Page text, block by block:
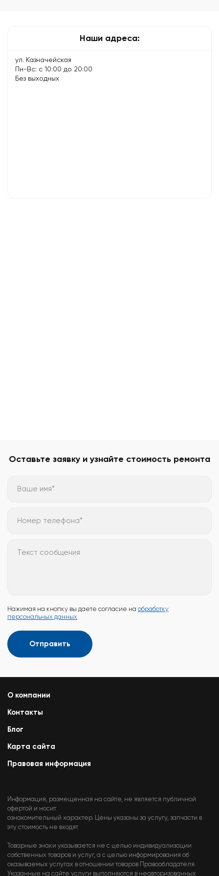
Наши адреса:
ул. Казначейская
Пн-Вс: с 10:00 до 20:00
Без выходных
Оставьте заявку и узнайте стоимость ремонта
Ваше имя*
Номер телефона*
Текст сообщения
Нажимая на кнопку вы даете согласие на обработку
персональных данных
Отправить
О компании
Контакты
Блог
Карта сайта
Правовая информация
Информация, размещенная на сайте, не является публичной
офертой и носит
ознакомительный характер. Цены указаны за услугу, запчасти в
эту стоимость не входят
Товарные знаки указывается не с целью индивидуализации
собственных товаров и услуг, а с целью информирования об
оказываемых услугах в отношении товаров Правообладателя.
Указанные на сайте услуги выполняются в неавторизованных